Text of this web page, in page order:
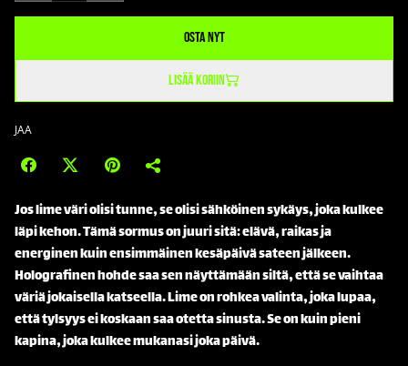
Osta nyt
Lisää koriin
JAA
Jos lime väri olisi tunne, se olisi sähköinen sykäys, joka kulkee
läpi kehon. Tämä sormus on juuri sitä: elävä, raikas ja
energinen kuin ensimmäinen kesäpäivä sateen jälkeen.
Holografinen hohde saa sen näyttämään siltä, että se vaihtaa
väriä jokaisella katseella. Lime on rohkea valinta, joka lupaa,
että tylsyys ei koskaan saa otetta sinusta. Se on kuin pieni
kapina, joka kulkee mukanasi joka päivä.